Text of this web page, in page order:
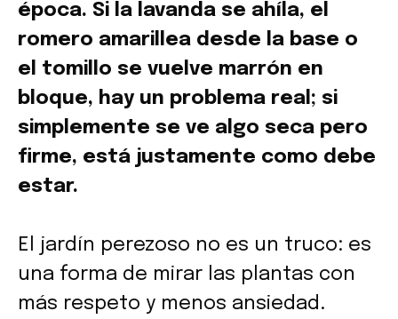
época. Si la lavanda se ahíla, el
romero amarillea desde la base o
el tomillo se vuelve marrón en
bloque, hay un problema real; si
simplemente se ve algo seca pero
firme, está justamente como debe
estar.
El jardín perezoso no es un truco: es
una forma de mirar las plantas con
más respeto y menos ansiedad.